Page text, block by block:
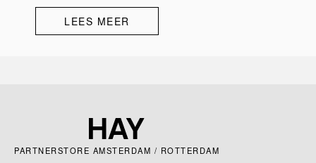
LEES MEER
PARTNERSTORE AMSTERDAM / ROTTERDAM